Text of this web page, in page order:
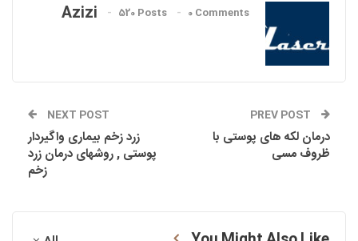
Azizi 520 Posts 0 Comments
درمان لکه های پوستی با
ظروف مسی
NEXT POST
زرد زخم بیماری واگیردار
پوستی , روشهای درمان زرد
زخم